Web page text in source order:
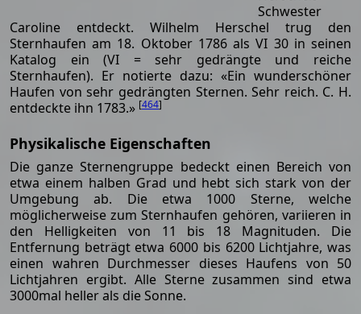
Schwester
Caroline entdeckt. Wilhelm Herschel trug den
Sternhaufen am 18. Oktober 1786 als VI 30 in seinen
Katalog ein (VI = sehr gedrängte und reiche
Sternhaufen). Er notierte dazu: «Ein wunderschöner
Haufen von sehr gedrängten Sternen. Sehr reich. C. H.
entdeckte ihn 1783.» [464]
Physikalische Eigenschaften
Die ganze Sternengruppe bedeckt einen Bereich von
etwa einem halben Grad und hebt sich stark von der
Umgebung ab. Die etwa 1000 Sterne, welche
möglicherweise zum Sternhaufen gehören, variieren in
den Helligkeiten von 11 bis 18 Magnituden. Die
Entfernung beträgt etwa 6000 bis 6200 Lichtjahre, was
einen wahren Durchmesser dieses Haufens von 50
Lichtjahren ergibt. Alle Sterne zusammen sind etwa
3000mal heller als die Sonne.